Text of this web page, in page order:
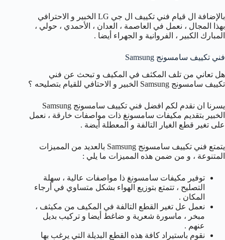
بالإضافة ال قيام فني تكييف ال جي LG الخبير و الاحترافي
بهذا المجال ، نعمل في العاصمة ، العدان ، الأحمدي ، حولي ،
المبارك الكبير ، الفروانية و الجهراء أيضا .
فني تكييف سامسونج Samsung
هل تعاني من تلف المكثف في المكيف و تبحث عن فني
تكييف سامسونج Samsung الخبير و الاحتافي للقيام بتصليحه ؟
يسرنا ان نقدم لكم افضل فني تكييف سامسونج Samsung
الخبير بتقديم مكيفات سامسونغ ذات مواصفات خارقة ، نعمل
على تغير قطع الغيار التالفة و المعطلة أيضة .
يتمتع فني تكييف سامسونج Samsung بالعديد من المميزات
المتنوعة ، و من ضمن هذه المميزات ما يلي :
توفير مكيفات سامسونغ ذا مواصفات عالية ، سهلة
التصليح ، تتمتع بتوزيع الهواء بشكل متساوي في أرجاء
المكان .
نعمل عل تغير القطع التالفة في المكيف من مكيثف ،
مبخر ، ماسورة شعرية و ضاغط أيضا و تركيب بديل
عنهم .
نقوم باستيراد كافة هذه القطع البديلة التي يرغب بها